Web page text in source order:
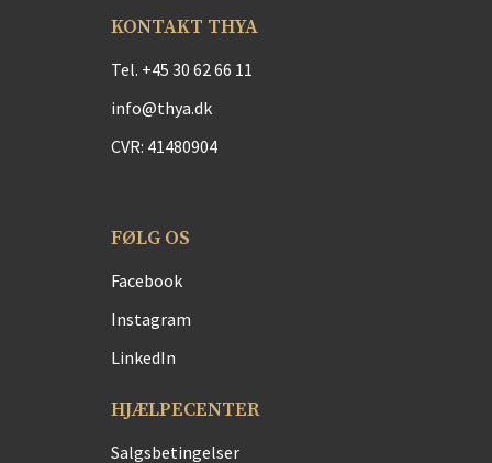
KONTAKT THYA
Tel. +45 30 62 66 11
info@thya.dk
CVR: 41480904
FØLG OS
Facebook
Instagram
LinkedIn
HJÆLPECENTER
Salgsbetingelser